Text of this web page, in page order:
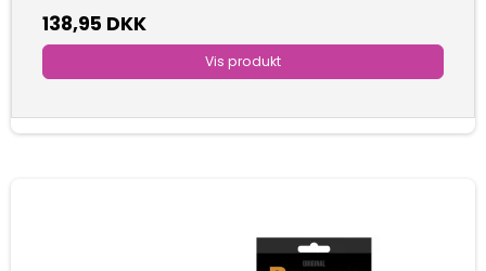
138,95 DKK
Vis produkt